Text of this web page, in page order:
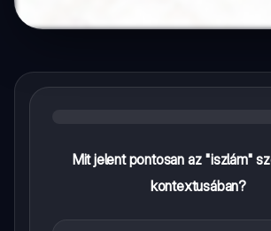
Mit jelent pontosan az "iszlám"
kontextusában?